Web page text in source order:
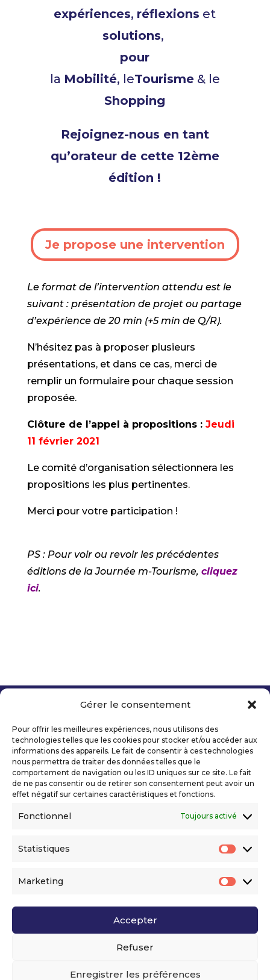
Gérer le consentement
Pour offrir les meilleures expériences, nous utilisons des
technologies telles que les cookies pour stocker et/ou accéder aux
informations des appareils. Le fait de consentir à ces technologies
nous permettra de traiter des données telles que le
comportement de navigation ou les ID uniques sur ce site. Le fait
de ne pas consentir ou de retirer son consentement peut avoir un
effet négatif sur certaines caractéristiques et fonctions.
Fonctionnel Toujours activé
Statistiques
Marketing
Accepter
Refuser
Enregistrer les préférences
expériences, réflexions et
solutions,
pour
la Mobilité, leTourisme& le
Shopping
Rejoignez-nous en tant
qu’orateur de cette 12ème
édition !
Je propose une intervention
Le format de l’intervention attendu est le
suivant : présentation de projet ou partage
d’expérience de 20 min (+5 min de Q/R).
N’hésitez pas à proposer plusieurs
présentations, et dans ce cas, merci de
remplir un formulaire pour chaque session
proposée.
Clôture de l’appel à propositions : Jeudi
11 février 2021
Le comité d’organisation sélectionnera les
propositions les plus pertinentes.
Merci pour votre participation !
PS : Pour voir ou revoir les précédentes
éditions de la Journée m-Tourisme, cliquez
ici.
Mentions légales
Politique de confidentialité
Déclaration d’accessibilité numérique
Ils nous soutiennent
Voir l’ensemble de nos partenaires